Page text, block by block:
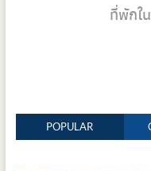
ที่พักใ
POPULAR